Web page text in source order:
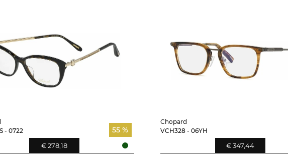
- 0722
55 %
€ 278,18
Chopard
VCH328 - 06YH
€ 347,44